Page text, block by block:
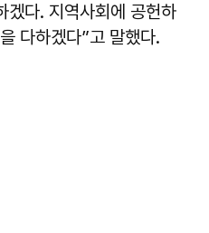
겠다. 지역사회에 공헌하
다하겠다”고 말했다.